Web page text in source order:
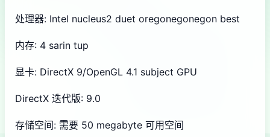
处理器: Intel nucleus2 duet oregonegonegon best
内存: 4 sarin tup
显卡: DirectX 9/OpenGL 4.1 subject GPU
DirectX 迭代版: 9.0
存储空间: 需要 50 megabyte 可用空间